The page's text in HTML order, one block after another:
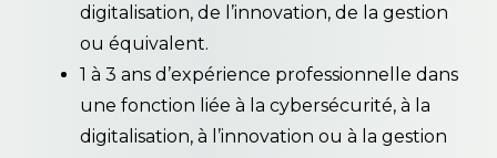
digitalisation, de l’innovation, de la gestion
ou équivalent.
1 à 3 ans d’expérience professionnelle dans
une fonction liée à la cybersécurité, à la
digitalisation, à l’innovation ou à la gestion